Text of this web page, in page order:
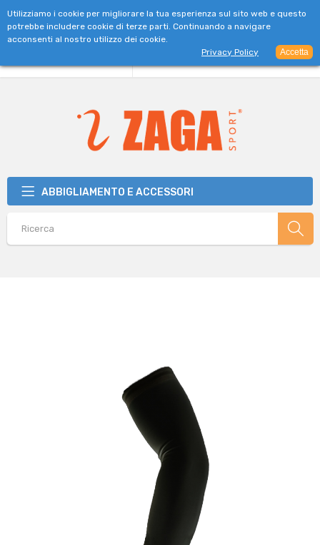
ABBIGLIAMENTO E ACCESSORI
Utilizziamo i cookie per migliorare la tua esperienza sul sito web e questo
potrebbe includere cookie di terze parti. Continuando a navigare
acconsenti al nostro utilizzo dei cookie.
Privacy Policy
Accetta